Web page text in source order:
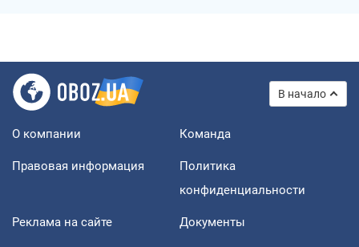
В начало
О компании Команда
Правовая информация
Политика
конфиденциальности
Реклама на сайте Документы